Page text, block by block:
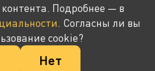
Подробнее — в
. Согласны ли вы
cookie?
Нет
не является
- предоставляет